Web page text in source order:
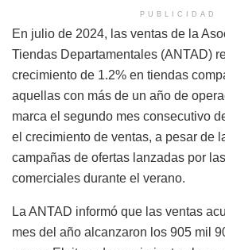
PUBLICIDAD
En julio de 2024, las ventas de la
Tiendas Departamentales (ANTAD)
crecimiento de 1.2% en tiendas
aquellas con más de un año de
marca el segundo mes consecutivo
el crecimiento de ventas, a pesar de
campañas de ofertas lanzadas por
comerciales durante el verano.
La ANTAD informó que las ventas
mes del año alcanzaron los 905 mil